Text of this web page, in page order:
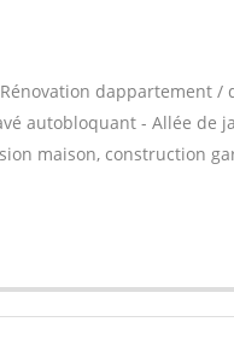
dappartement /
autobloquant - Allée de
maison, construction